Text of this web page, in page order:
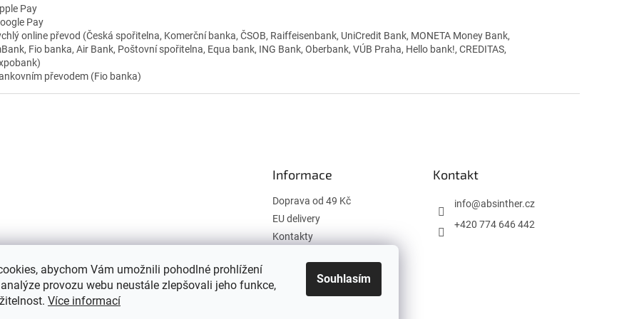
abychom Vám umožnili pohodlné prohlížení
provozu webu neustále zlepšovali jeho funkce,
Více informací
Souhlasím
Pay
Pay
online převod (Česká spořitelna, Komerční banka, ČSOB, Raiffeisenbank, UniCredit Bank, MONETA Money Bank,
Fio banka, Air Bank, Poštovní spořitelna, Equa bank, ING Bank, Oberbank, VÚB Praha, Hello bank!, CREDITAS,
převodem (Fio banka)
Informace
Doprava od 49 Kč
EU delivery
Kontakty
Podmínky ochrany osobních
údajů
Kontakt
info@absinther.cz
+420 774 646 442